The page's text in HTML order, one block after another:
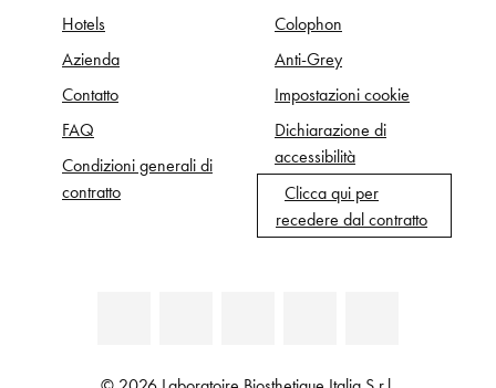
Hotels
Azienda
Contatto
FAQ
Condizioni generali di
contratto
Colophon
Anti-Grey
Impostazioni cookie
Dichiarazione di
accessibilità
Clicca qui per
recedere dal contratto